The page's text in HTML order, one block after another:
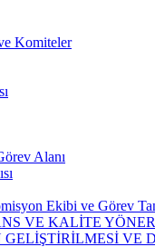
Komiteler
Alanı
Ekibi ve Görev
VE KALİTE
VE